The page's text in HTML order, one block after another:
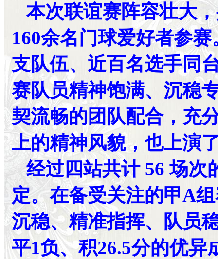
本次联谊赛阵容壮大
160余名门球爱好者参
支队伍、近百名选手同
赛队员精神饱满、沉稳
契流畅的团队配合，充
上的精神风貌，也上演
经过四站共计 56 场次
定。在备受关注的甲A
沉稳、精准指挥、队员
平1负、积26.5分的优异